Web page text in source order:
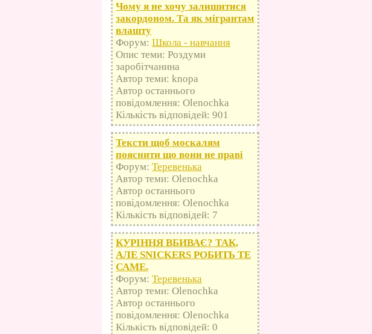
Чому я не хочу залишитися
закордоном. Та як мігрантам
влашту
Форум: Школа - навчання
Опис теми: Роздуми
заробітчанина
Автор теми: knopa
Автор останнього
повідомлення: Olenochka
Кількість відповідей: 901
Тексти щоб москалям
пояснити що вони не праві
Форум: Теревенька
Автор теми: Olenochka
Автор останнього
повідомлення: Olenochka
Кількість відповідей: 7
КУРІННЯ ВБИВАЄ? ТАК,
АЛЕ SNICKERS РОБИТЬ ТЕ
САМЕ.
Форум: Теревенька
Автор теми: Olenochka
Автор останнього
повідомлення: Olenochka
Кількість відповідей: 0